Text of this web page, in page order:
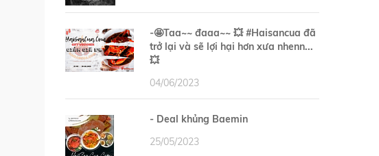
-🤩Taa~~ đaaa~~ 💥 #Haisancua đã
trở lại và sẽ lợi hại hơn xưa nhenn...
💥
04/06/2023
- Deal khủng Baemin
25/05/2023